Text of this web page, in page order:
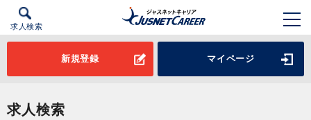
求人検索
新規登録 マイページ
求人検索